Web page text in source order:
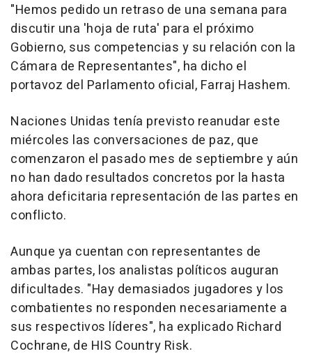
"Hemos pedido un retraso de una semana para
discutir una 'hoja de ruta' para el próximo
Gobierno, sus competencias y su relación con la
Cámara de Representantes", ha dicho el
portavoz del Parlamento oficial, Farraj Hashem.
Naciones Unidas tenía previsto reanudar este
miércoles las conversaciones de paz, que
comenzaron el pasado mes de septiembre y aún
no han dado resultados concretos por la hasta
ahora deficitaria representación de las partes en
conflicto.
Aunque ya cuentan con representantes de
ambas partes, los analistas políticos auguran
dificultades. "Hay demasiados jugadores y los
combatientes no responden necesariamente a
sus respectivos líderes", ha explicado Richard
Cochrane, de HIS Country Risk.